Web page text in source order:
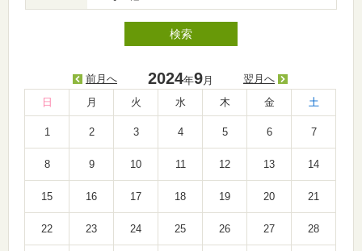
前月へ 2024年9月
翌月へ
日
月 火 水 木 金 土
1 2 3 4 5 6 7
8 9 10 11 12 13 14
15 16 17 18 19 20 21
22 23 24 25 26 27 28